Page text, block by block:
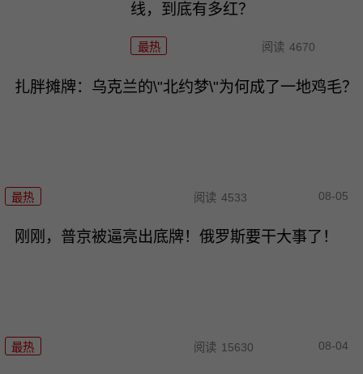
线，到底有多红？
最热 阅读 4670
扎胖摊牌：乌克兰的\"北约梦\"为何成了一地鸡毛？
最热 阅读 4533 08-05
刚刚，普京被逼亮出底牌！俄罗斯要干大事了！
最热 阅读 15630 08-04